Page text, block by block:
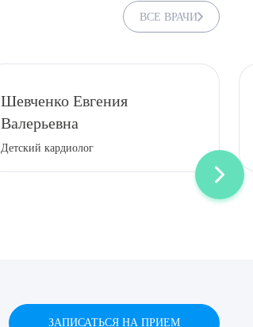
ВСЕ ВРАЧИ
Шевченко Евгения
Валерьевна
Детский кардиолог
ЗАПИСАТЬСЯ НА ПРИЕМ